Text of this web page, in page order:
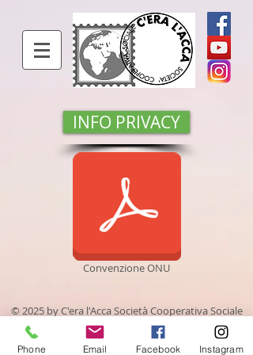
INFO PRIVACY
Convenzione ONU
© 2025 by C'era l'Acca Società Cooperativa Sociale
Via Grand Eyvia,
27 - 11100
Codice Fiscale e Partita Iva01085480075
Phone Email Facebook Instagram